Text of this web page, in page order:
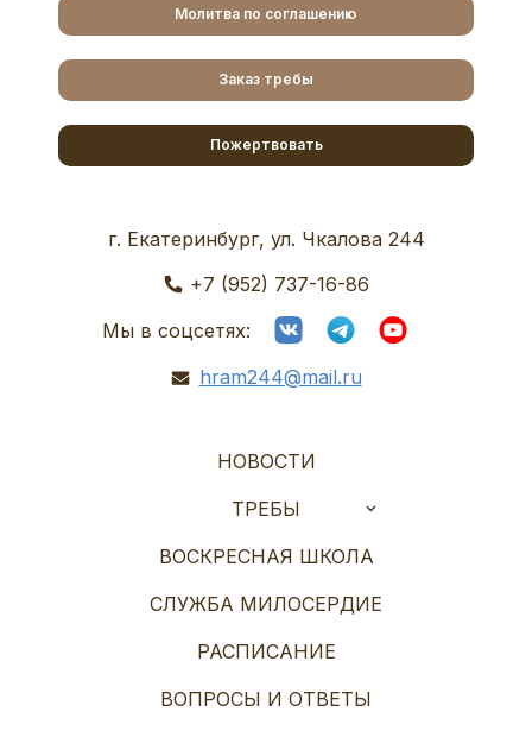
Молитва по соглашению
Заказ требы
Пожертвовать
г. Екатеринбург, ул. Чкалова 244
+7 (952) 737-16-86
Мы в соцсетях:
hram244@mail.ru
НОВОСТИ
ТРЕБЫ
ВОСКРЕСНАЯ ШКОЛА
СЛУЖБА МИЛОСЕРДИЕ
РАСПИСАНИЕ
ВОПРОСЫ И ОТВЕТЫ